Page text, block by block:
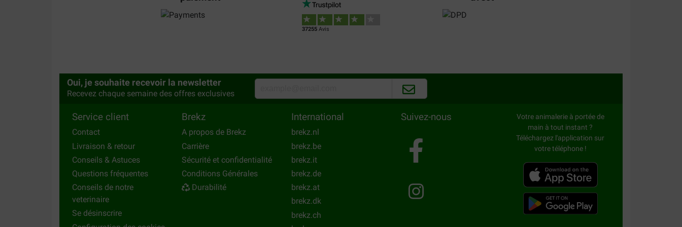
37255Avis
Oui, je souhaite recevoir la newsletter
Recevez chaque semaine des offres exclusives
Service client
Contact
Livraison & retour
Conseils & Astuces
Questions fréquentes
Conseils de notre
veterinaire
Se désinscrire
Brekz
A propos de Brekz
Carrière
Sécurité et confidentialité
Conditions Générales
Durabilité
International
brekz.nl
brekz.be
brekz.it
brekz.de
brekz.at
brekz.dk
brekz.ch
Suivez-nous
Votre animalerie à portée de
main à tout instant ?
Téléchargez l'application sur
votre téléphone !